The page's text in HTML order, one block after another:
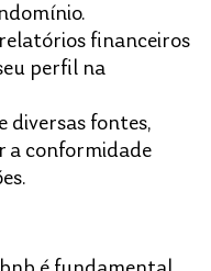
financeiros
perfil na
diversas fontes,
a conformidade